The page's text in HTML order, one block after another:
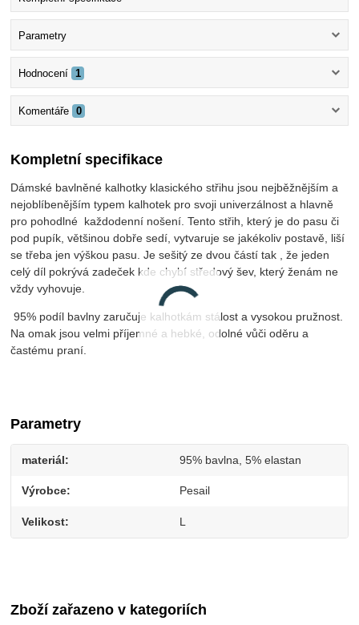
Parametry
Hodnocení 1
Komentáře 0
Kompletní specifikace
Dámské bavlněné kalhotky klasického střihu jsou nejběžnějším a
nejoblíbenějším typem kalhotek pro svoji univerzálnost a hlavně
pro pohodlné každodenní nošení. Tento střih, který je do pasu či
pod pupík, většinou dobře sedí, vytvaruje se jakékoliv postavě, liší
se třeba jen výškou pasu. Je sešitý ze dvou částí tak , že jeden
celý díl pokrývá zadeček kde chybí středový šev, který ženám ne
vždy vyhovuje.
95% podíl bavlny zaručuje kalhotkám stálost a vysokou pružnost.
Na omak jsou velmi příjemné a hebké, odolné vůči oděru a
častému praní.
Parametry
materiál 95% bavlna, 5% elastan
Výrobce Pesail
Velikost L
Zboží zařazeno v kategoriích